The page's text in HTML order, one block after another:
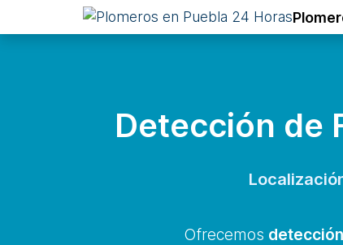
Detección de
Ofrecemos